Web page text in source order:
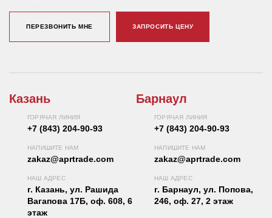
ПЕРЕЗВОНИТЬ МНЕ ЗАПРОСИТЬ ЦЕНУ
Казань
ГОРЯЧАЯ ЛИНИЯ
+7 (843) 204-90-93
НАПИШИТЕ НАМ
zakaz@aprtrade.com
НАШ АДРЕС
г. Казань, ул. Рашида
Вагапова 17Б, оф. 608, 6
этаж
Барнаул
ГОРЯЧАЯ ЛИНИЯ
+7 (843) 204-90-93
НАПИШИТЕ НАМ
zakaz@aprtrade.com
НАШ АДРЕС
г. Барнаул, ул. Попова,
246, оф. 27, 2 этаж